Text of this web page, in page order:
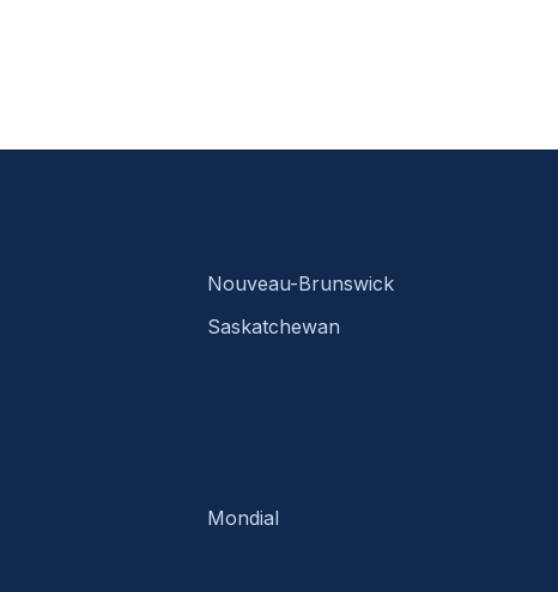
Nouveau-Brunswick
Saskatchewan
Mondial